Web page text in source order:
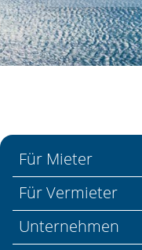
Für Mieter
Für Vermieter
Unternehmen